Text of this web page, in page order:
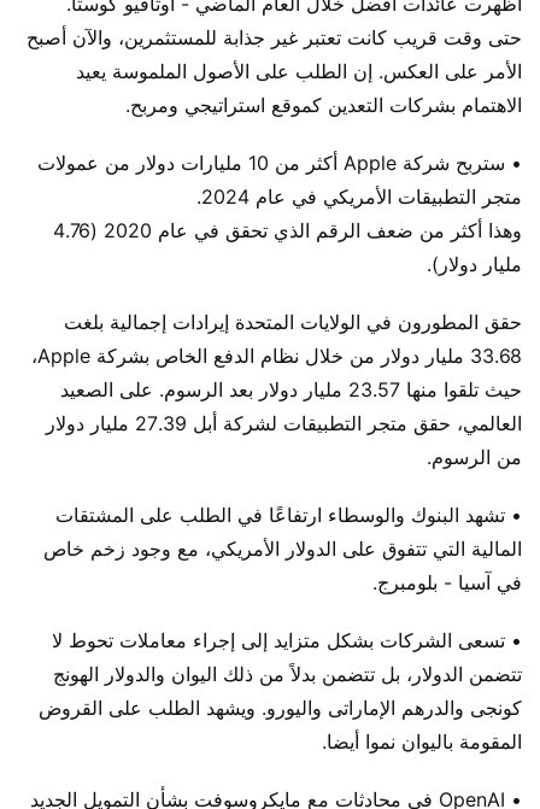
حتى وقت قريب كانت تعتبر غير جذابة للمستثمرين، والآن أصبح
الأمر على العكس. إن الطلب على الأصول الملموسة يعيد
الاهتمام بشركات التعدين كموقع استراتيجي ومربح.
• ستربح شركة Apple أكثر من 10 مليارات دولار من عمولات
متجر التطبيقات الأمريكي في عام 2024.
وهذا أكثر من ضعف الرقم الذي تحقق في عام 2020 (4.76
مليار دولار).
حقق المطورون في الولايات المتحدة إيرادات إجمالية بلغت
33.68 مليار دولار من خلال نظام الدفع الخاص بشركة Apple،
حيث تلقوا منها 23.57 مليار دولار بعد الرسوم. على الصعيد
العالمي، حقق متجر التطبيقات لشركة أبل 27.39 مليار دولار
من الرسوم.
• تشهد البنوك والوسطاء ارتفاعًا في الطلب على المشتقات
المالية التي تتفوق على الدولار الأمريكي، مع وجود زخم خاص
في آسيا - بلومبرج.
• تسعى الشركات بشكل متزايد إلى إجراء معاملات تحوط لا
تتضمن الدولار، بل تتضمن بدلاً من ذلك اليوان والدولار الهونج
كونجى والدرهم الإماراتى واليورو. ويشهد الطلب على القروض
المقومة باليوان نموا أيضا.
• OpenAI في محادثات مع مايكروسوفت بشأن التمويل الجديد